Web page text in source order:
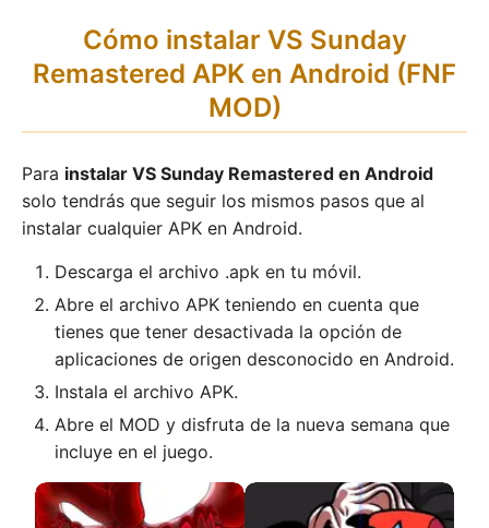
Cómo instalar VS Sunday
Remastered APK en Android (FNF
MOD)
Para instalar VS Sunday Remastered en Android
solo tendrás que seguir los mismos pasos que al
instalar cualquier APK en Android.
Descarga el archivo .apk en tu móvil.
Abre el archivo APK teniendo en cuenta que
tienes que tener desactivada la opción de
aplicaciones de origen desconocido en Android.
Instala el archivo APK.
Abre el MOD y disfruta de la nueva semana que
incluye en el juego.